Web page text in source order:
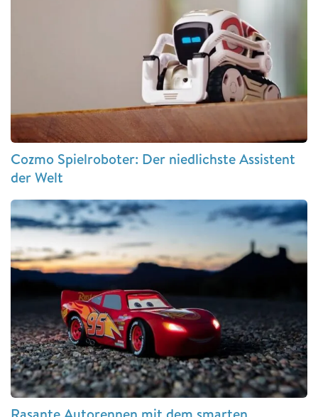
Cozmo Spielroboter: Der niedlichste Assistent
der Welt